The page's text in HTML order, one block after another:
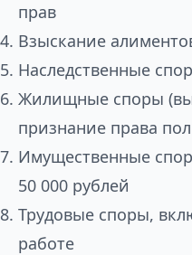
прав
Взыскание
Наследственные
Жилищные споры
признание права
Имущественные
50 000 рублей
Трудовые споры,
работе